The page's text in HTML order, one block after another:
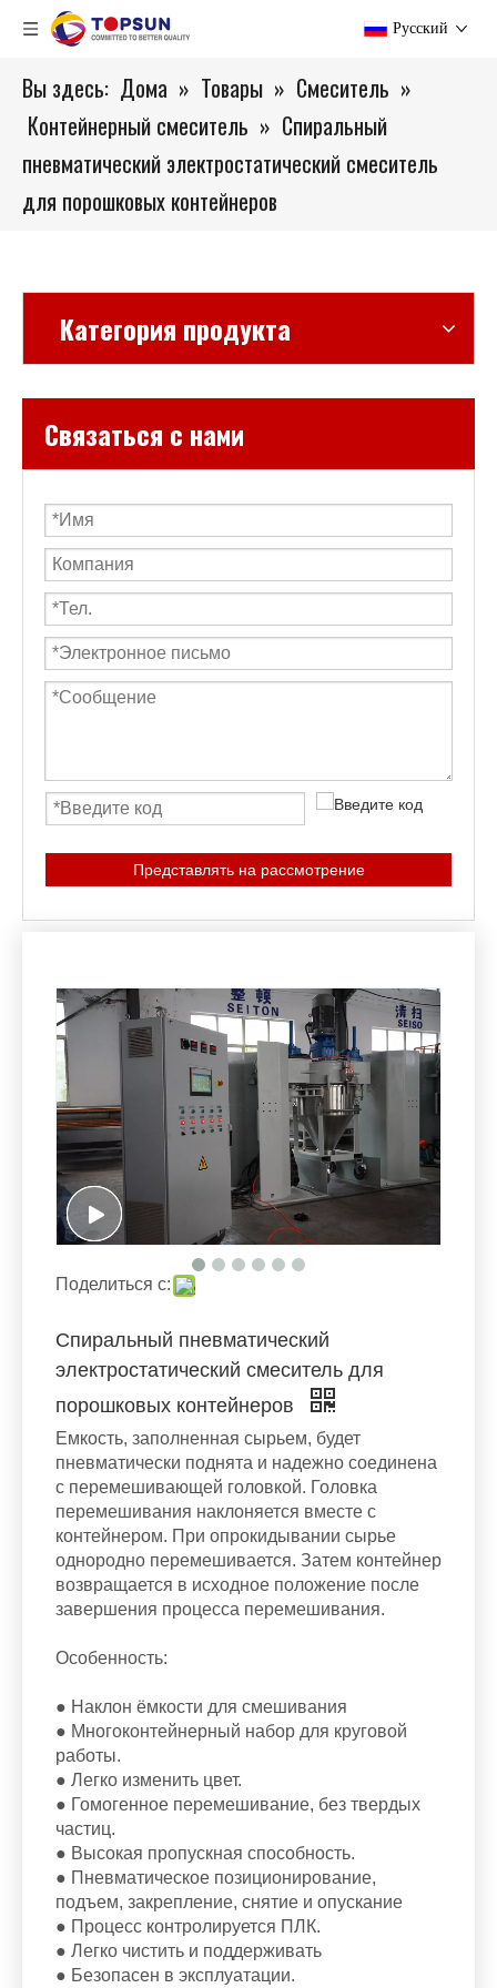
Pусский
Вы здесь: Дома » Товары » Смеситель »
Контейнерный смеситель » Спиральный
пневматический электростатический смеситель
для порошковых контейнеров
Категория продукта
Связаться с нами
Представлять на рассмотрение
Поделиться с:
Спиральный пневматический
электростатический смеситель для
порошковых контейнеров
Емкость, заполненная сырьем, будет
пневматически поднята и надежно соединена
с перемешивающей головкой. Головка
перемешивания наклоняется вместе с
контейнером. При опрокидывании сырье
однородно перемешивается. Затем контейнер
возвращается в исходное положение после
завершения процесса перемешивания.
Особенность:
● Наклон ёмкости для смешивания
● Многоконтейнерный набор для круговой
работы.
● Легко изменить цвет.
● Гомогенное перемешивание, без твердых
частиц.
● Высокая пропускная способность.
● Пневматическое позиционирование,
подъем, закрепление, снятие и опускание
● Процесс контролируется ПЛК.
● Легко чистить и поддерживать
● Безопасен в эксплуатации.